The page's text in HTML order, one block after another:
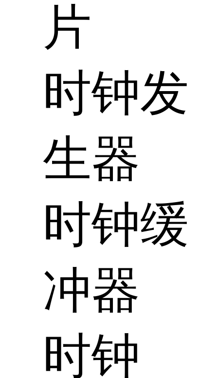
片
时钟发
生器
时钟缓
冲器
时钟